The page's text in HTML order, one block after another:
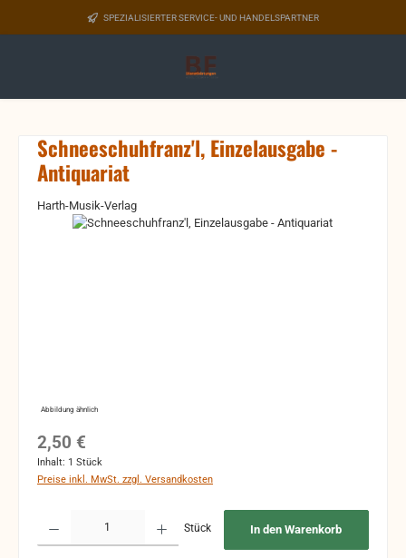
Zum Hauptinhalt springenSPEZIALISIERTER SERVICE- UND HANDELSPARTNER
Schneeschuhfranz'l, Einzelausgabe -
Antiquariat
Harth-Musik-Verlag
Bildergalerie überspringen
Abbildung ähnlich
Regulärer Preis:
2,50 €
Inhalt: 1 Stück
Preise inkl. MwSt. zzgl. Versandkosten
Stück In den Warenkorb